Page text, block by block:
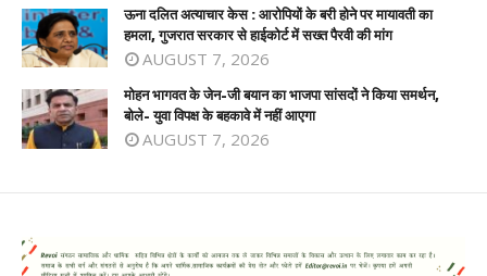
ऊना दलित अत्याचार केस : आरोपियों के बरी होने पर मायावती का
हमला, गुजरात सरकार से हाईकोर्ट में सख्त पैरवी की मांग
AUGUST 7, 2026
मोहन भागवत के जेन-जी बयान का भाजपा सांसदों ने किया समर्थन,
बोले- युवा विपक्ष के बहकावे में नहीं आएगा
AUGUST 7, 2026